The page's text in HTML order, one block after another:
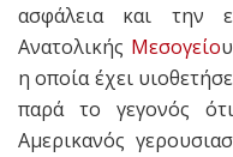
ασφάλεια και την
Ανατολικής Μεσογείο
η οποία έχει
παρά το γεγονός
Αμερικανός